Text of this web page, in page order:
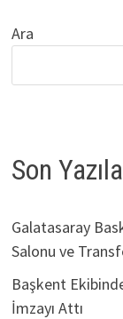
Ara
Son
Galatasaray
Salonu ve
Başkent
İmzayı Attı